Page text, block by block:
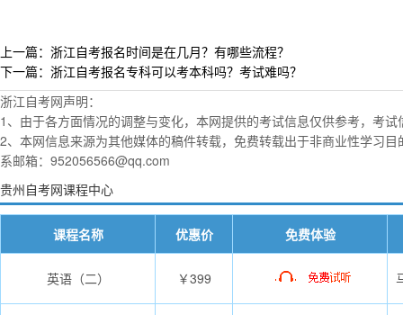
上一篇：浙江自考报名时间是在几月？有哪些流程？
下一篇：浙江自考报名专科可以考本科吗？考试难吗？
浙江自考网声明：
1、由于各方面情况的调整与变化，本网提供的考试信息仅供参考，考
2、本网信息来源为其他媒体的稿件转载，免费转载出于非商业性学习
系邮箱：952056566@qq.com
贵州自考网课程中心
课程名称 优惠价 免费体验
英语（二） ￥399